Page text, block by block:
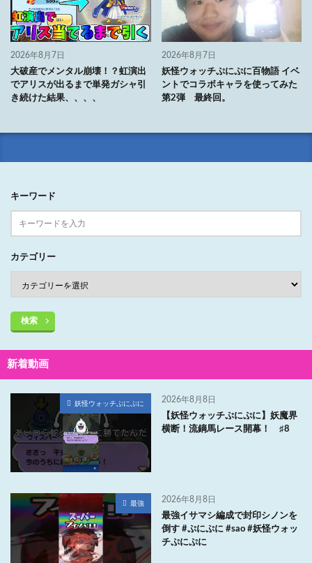
2026年8月7日
大破産でメンタル崩壊！？虹演出
でアリスが出るまで単発ガシャ引
き続けた結果、、、、
2026年8月7日
妖怪ウォッチぷにぷに百物語 イベ
ントでコラボキャラを使ってみた
第2弾 最終回。
キーワード
カテゴリー
検索
新着動画
妖怪ウォッチぷにぷに 2026年8月8日
【妖怪ウォッチぷにぷに】妖魔界
横断！流鏑馬レース開幕！ ♯8
最強 2026年8月8日
最強イサマシ編成で封印シノンを
倒す #ぷにぷに #sao #妖怪ウォッ
チぷにぷに